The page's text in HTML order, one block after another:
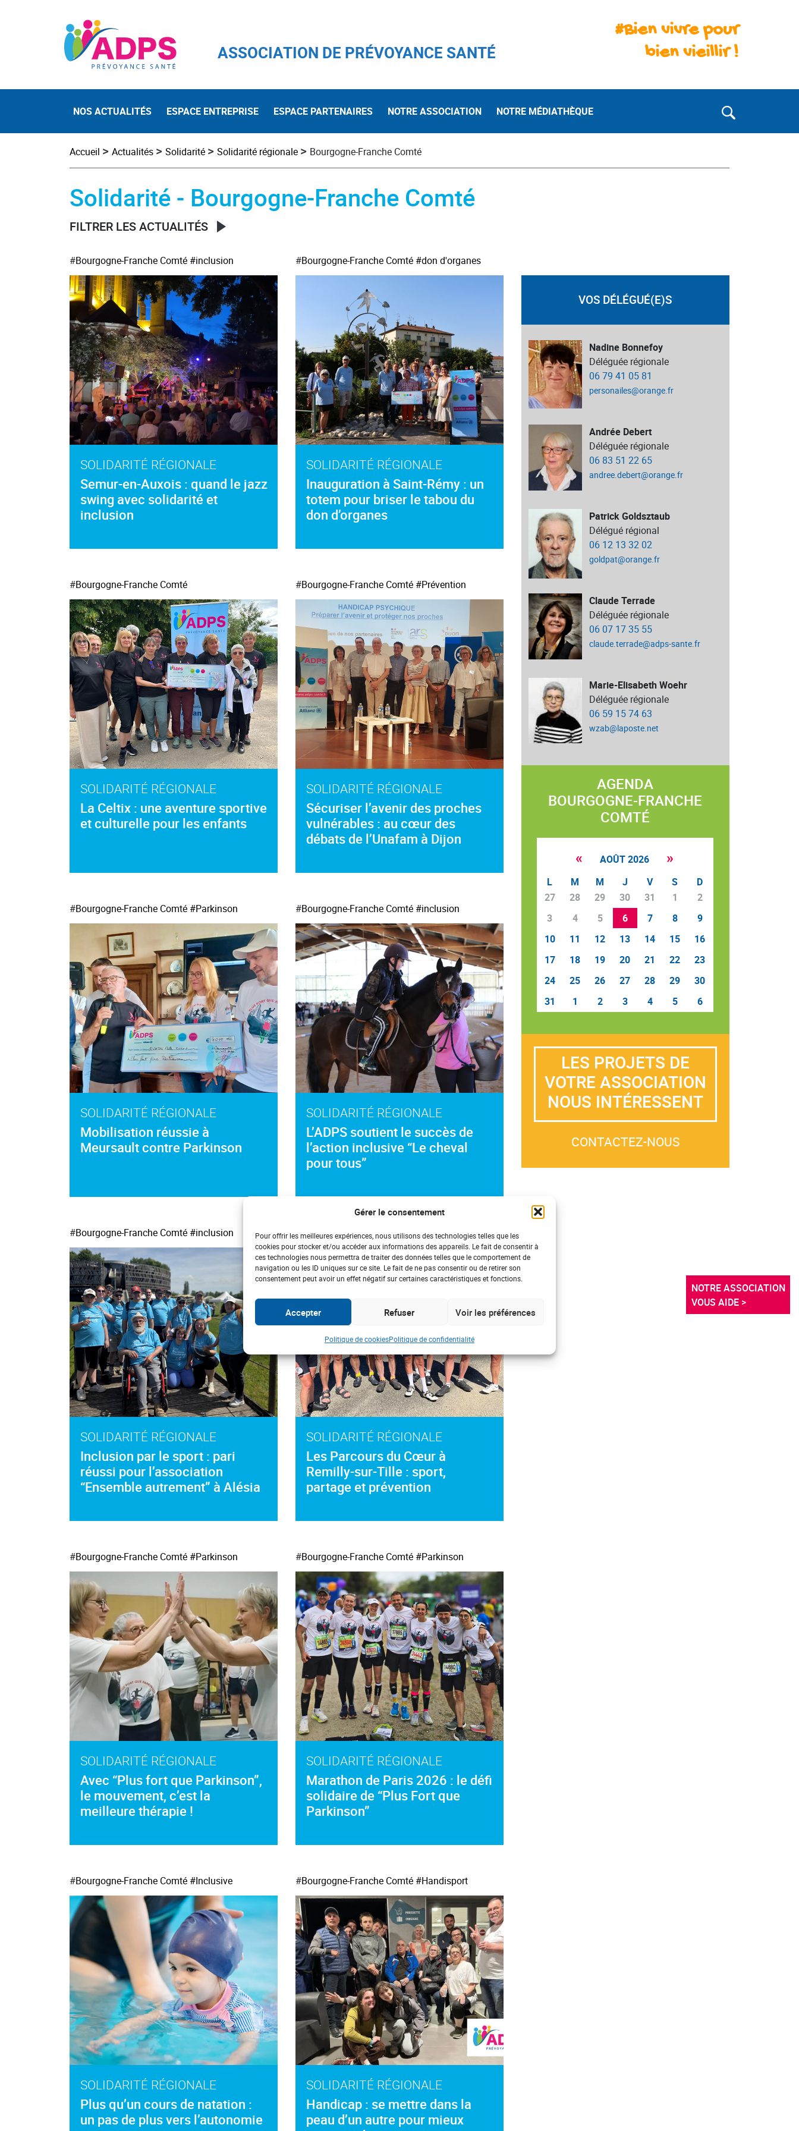
Gérer le consentement
Pour offrir les meilleures expériences, nous utilisons des technologies telles que les
cookies pour stocker et/ou accéder aux informations des appareils. Le fait de consentir à
ces technologies nous permettra de traiter des données telles que le comportement de
navigation ou les ID uniques sur ce site. Le fait de ne pas consentir ou de retirer son
consentement peut avoir un effet négatif sur certaines caractéristiques et fonctions.
Accepter Refuser Voir les préférences
Politique de cookiesPolitique de confidentialité
ASSOCIATION DE PRÉVOYANCE SANTÉ
#Bien vivre pour
bien vieillir !
NOS ACTUALITÉS ESPACE ENTREPRISE ESPACE PARTENAIRES NOTRE ASSOCIATION NOTRE MÉDIATHÈQUE
Accueil > Actualités > Solidarité > Solidarité régionale > Bourgogne-Franche Comté
Solidarité - Bourgogne-Franche Comté
FILTRER LES ACTUALITÉS
#Bourgogne-Franche Comté #inclusion
SOLIDARITÉ RÉGIONALE
Semur-en-Auxois : quand le jazz
swing avec solidarité et
inclusion
#Bourgogne-Franche Comté #don d'organes
SOLIDARITÉ RÉGIONALE
Inauguration à Saint-Rémy : un
totem pour briser le tabou du
don d’organes
#Bourgogne-Franche Comté
SOLIDARITÉ RÉGIONALE
La Celtix : une aventure sportive
et culturelle pour les enfants
#Bourgogne-Franche Comté #Prévention
SOLIDARITÉ RÉGIONALE
Sécuriser l’avenir des proches
vulnérables : au cœur des
débats de l’Unafam à Dijon
#Bourgogne-Franche Comté #Parkinson
SOLIDARITÉ RÉGIONALE
Mobilisation réussie à
Meursault contre Parkinson
#Bourgogne-Franche Comté #inclusion
SOLIDARITÉ RÉGIONALE
L’ADPS soutient le succès de
l’action inclusive “Le cheval
pour tous”
#Bourgogne-Franche Comté #inclusion
SOLIDARITÉ RÉGIONALE
Inclusion par le sport : pari
réussi pour l’association
“Ensemble autrement” à Alésia
#Bourgogne-Franche Comté#Cardiaque
SOLIDARITÉ RÉGIONALE
Les Parcours du Cœur à
Remilly-sur-Tille : sport,
partage et prévention
#Bourgogne-Franche Comté #Parkinson
SOLIDARITÉ RÉGIONALE
Avec “Plus fort que Parkinson”,
le mouvement, c’est la
meilleure thérapie !
#Bourgogne-Franche Comté #Parkinson
SOLIDARITÉ RÉGIONALE
Marathon de Paris 2026 : le défi
solidaire de “Plus Fort que
Parkinson”
#Bourgogne-Franche Comté #Inclusive
SOLIDARITÉ RÉGIONALE
Plus qu’un cours de natation :
un pas de plus vers l’autonomie
#Bourgogne-Franche Comté #Handisport
SOLIDARITÉ RÉGIONALE
Handicap : se mettre dans la
peau d’un autre pour mieux
VOS DÉLÉGUÉ(E)S
Nadine Bonnefoy
Déléguée régionale
06 79 41 05 81
personailes@orange.fr
Andrée Debert
Déléguée régionale
06 83 51 22 65
andree.debert@orange.fr
Patrick Goldsztaub
Délégué régional
06 12 13 32 02
goldpat@orange.fr
Claude Terrade
Déléguée régionale
06 07 17 35 55
claude.terrade@adps-sante.fr
Marie-Elisabeth Woehr
Déléguée régionale
06 59 15 74 63
wzab@laposte.net
AGENDA
BOURGOGNE-FRANCHE
COMTÉ
« AOÛT 2026 »
L M M J V S
D
27
28 29 30 31 1
2
3
4 5 6 7 8
9
10
11 12 13 14 15
16
17
18 19 20 21 22
23
24
25 26 27 28 29
30
31
1 2 3 4 5 6
LES PROJETS DE
VOTRE ASSOCIATION
NOUS INTÉRESSENT
CONTACTEZ-NOUS
NOTRE ASSOCIATION
VOUS AIDE >